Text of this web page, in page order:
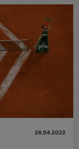
28.04.2022